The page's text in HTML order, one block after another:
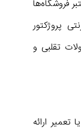
فروشگاه‌‌ها
پروژکتور
تقلبی و
ارائه